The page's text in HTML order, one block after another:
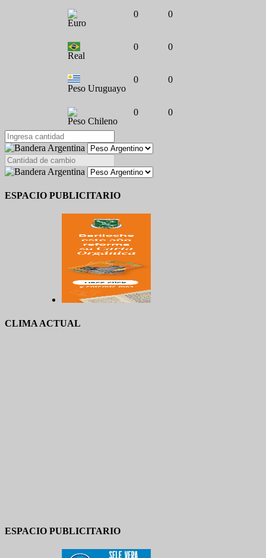
Euro
0 0
Real
0 0
Peso Uruguayo
0 0
Peso Chileno
0 0
ESPACIO PUBLICITARIO
CLIMA ACTUAL
ESPACIO PUBLICITARIO